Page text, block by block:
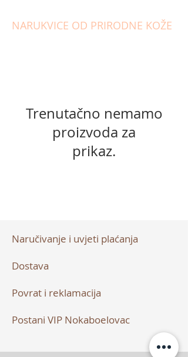
NARUKVICE OD PRIRODNE KOŽE
Trenutačno nemamo
proizvoda za
prikaz.
Naručivanje i uvjeti plaćanja
Dostava
Povrat i reklamacija
Postani VIP Nokaboelovac